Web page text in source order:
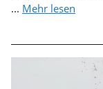
... Mehr lesen